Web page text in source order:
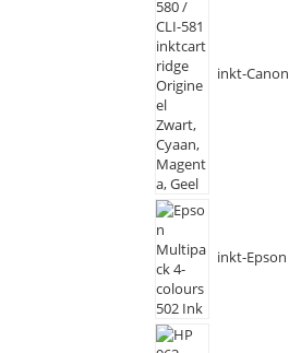
inkt-Canon
inkt-Epson